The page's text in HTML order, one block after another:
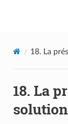
18. La
18. La